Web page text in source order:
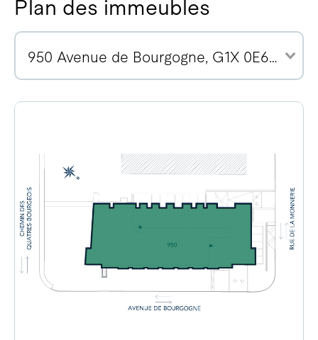
Plan des immeubles
950 Avenue de Bourgogne, G1X 0E6 (10)